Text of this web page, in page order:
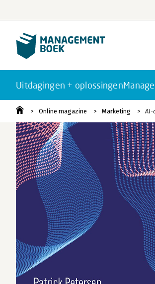
Uitdagingen + oplossingen
Online magazine Marketing AI-